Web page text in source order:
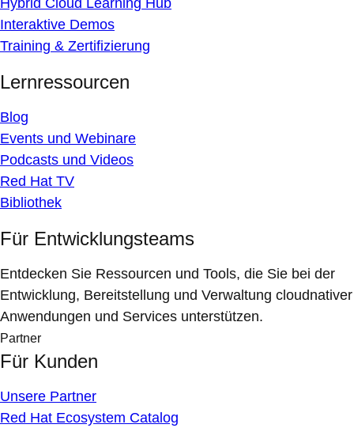
Hybrid Cloud Learning Hub
Interaktive Demos
Training & Zertifizierung
Lernressourcen
Blog
Events und Webinare
Podcasts und Videos
Red Hat TV
Bibliothek
Für Entwicklungsteams
Entdecken Sie Ressourcen und Tools, die Sie bei der
Entwicklung, Bereitstellung und Verwaltung cloudnativer
Anwendungen und Services unterstützen.
Partner
Für Kunden
Unsere Partner
Red Hat Ecosystem Catalog